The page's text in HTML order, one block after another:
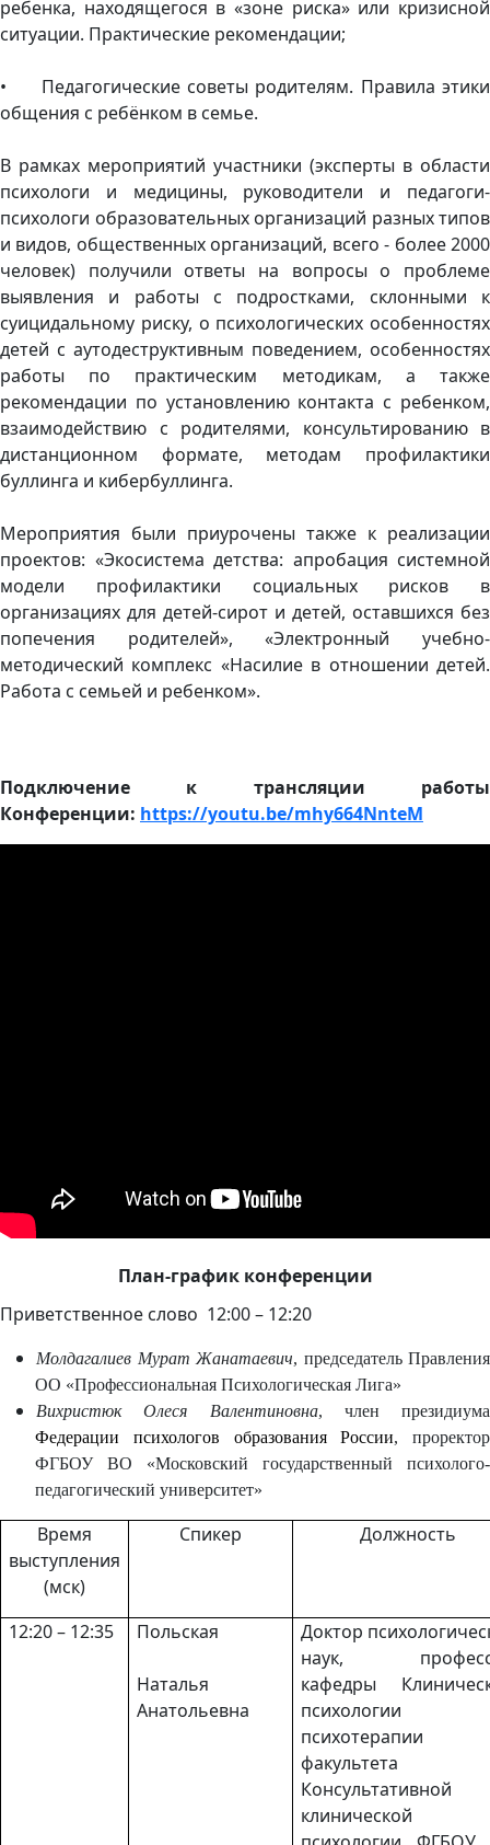
ребенка, находящегося в «зоне риска» или кризисной
ситуации. Практические рекомендации;
• Педагогические советы родителям. Правила этики
общения с ребёнком в семье.
В рамках мероприятий участники (эксперты в области
психологи и медицины, руководители и педагоги-
психологи образовательных организаций разных типов
и видов, общественных организаций, всего - более 2000
человек) получили ответы на вопросы о проблеме
выявления и работы с подростками, склонными к
суицидальному риску, о психологических особенностях
детей с аутодеструктивным поведением, особенностях
работы по практическим методикам, а также
рекомендации по установлению контакта с ребенком,
взаимодействию с родителями, консультированию в
дистанционном формате, методам профилактики
буллинга и кибербуллинга.
Мероприятия были приурочены также к реализации
проектов: «Экосистема детства: апробация системной
модели профилактики социальных рисков в
организациях для детей-сирот и детей, оставшихся без
попечения родителей», «Электронный учебно-
методический комплекс «Насилие в отношении детей.
Работа с семьей и ребенком».
Подключение к трансляции работы
Конференции: https://youtu.be/mhy664NnteM
План-график конференции
Приветственное слово 12:00 – 12:20
Молдагалиев Мурат Жанатаевич, председатель Правления
ОО «Профессиональная Психологическая Лига»
Вихристюк Олеся Валентиновна, член президиума
Федерации психологов образования России, проректор
ФГБОУ ВО «Московский государственный психолого-
педагогический университет»
Время
выступления
(мск)
Спикер Должность
12:20 – 12:35 Польская
Наталья
Анатольевна
Доктор
наук,
кафедры
психотерапии
факультета
клинической